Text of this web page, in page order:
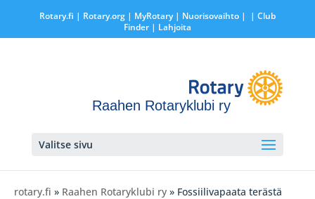
Rotary.fi | Rotary.org| MyRotary | Nuorisovaihto|
| Club
Finder| Lahjoita
Raahen Rotaryklubi ry
Valitse sivu
rotary.fi » Raahen Rotaryklubi ry » Fossiilivapaata terästä